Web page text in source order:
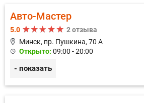
Авто-Мастер
5.0
2 отзыва
Минск, пр. Пушкина, 70 А
Открыто: 09:00 - 20:00
- показать